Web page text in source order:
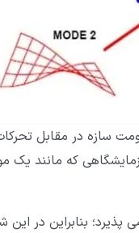
سازه در مقابل
که مانند یک
بنابراین در